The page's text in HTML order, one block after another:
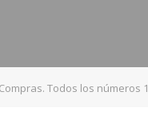
Todos los números 1